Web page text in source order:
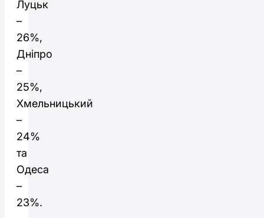
Луцьк
–
26%,
Дніпро
–
25%,
Хмельницький
–
24%
та
Одеса
–
23%.